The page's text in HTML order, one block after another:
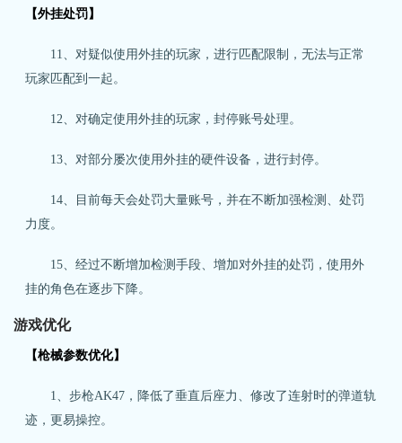
【外挂处罚】
11、对疑似使用外挂的玩家，进行匹配限制，无法与正常
玩家匹配到一起。
12、对确定使用外挂的玩家，封停账号处理。
13、对部分屡次使用外挂的硬件设备，进行封停。
14、目前每天会处罚大量账号，并在不断加强检测、处罚
力度。
15、经过不断增加检测手段、增加对外挂的处罚，使用外
挂的角色在逐步下降。
游戏优化
【枪械参数优化】
1、步枪AK47，降低了垂直后座力、修改了连射时的弹道轨
迹，更易操控。